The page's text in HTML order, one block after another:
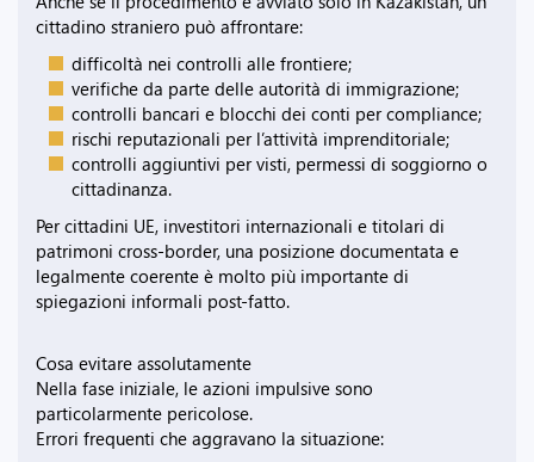
cittadino straniero può affrontare:
difficoltà nei controlli alle frontiere;
verifiche da parte delle autorità di immigrazione;
controlli bancari e blocchi dei conti per compliance;
rischi reputazionali per l’attività imprenditoriale;
controlli aggiuntivi per visti, permessi di soggiorno o
cittadinanza.
Per cittadini UE, investitori internazionali e titolari di
patrimoni cross-border, una posizione documentata e
legalmente coerente è molto più importante di
spiegazioni informali post-fatto.
Cosa evitare assolutamente
Nella fase iniziale, le azioni impulsive sono
particolarmente pericolose.
Errori frequenti che aggravano la situazione: